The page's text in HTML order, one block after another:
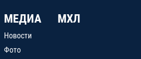
МЕДИА
Новости
Фото
МХЛ